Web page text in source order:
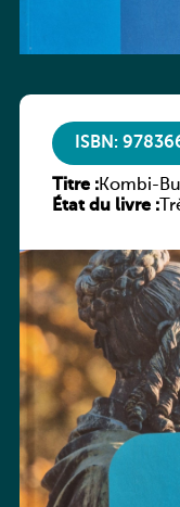
ISBN:
Titre :Kombi-
État du livre :